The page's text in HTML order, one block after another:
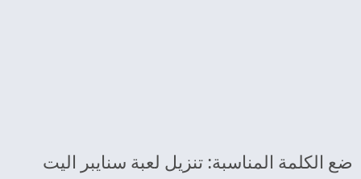
ضع الكلمة المناسبة: تنزيل لعبة سنايبر اليت